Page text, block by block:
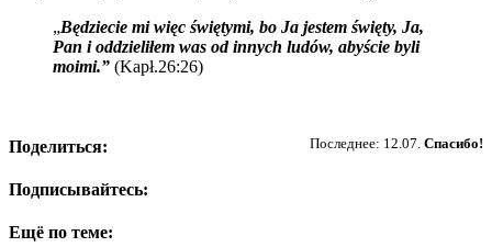
„Będziecie mi więc świętymi, bo Ja jestem święty, Ja,
Pan i oddzieliłem was od innych ludów, abyście byli
moimi.” (Kapł.26:26)
Последнее: 12.07. Спасибо!
Поделиться:
Подписывайтесь:
Ещё по теме: